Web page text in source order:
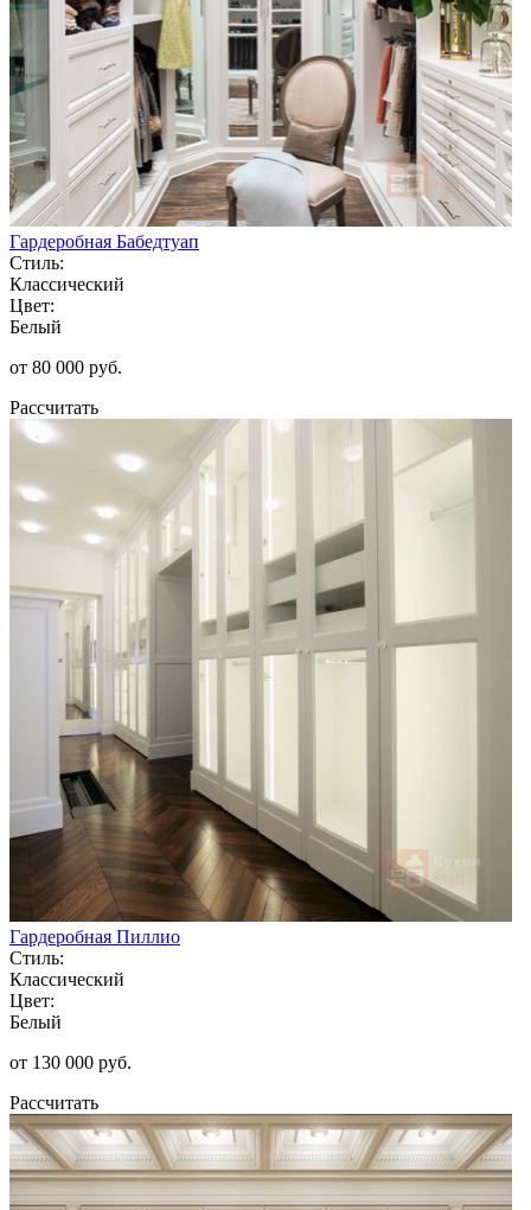
Гардеробная Бабедтуап
Стиль:
Классический
Цвет:
Белый
от 80 000 руб.
Рассчитать
Гардеробная Пиллио
Стиль:
Классический
Цвет:
Белый
от 130 000 руб.
Рассчитать